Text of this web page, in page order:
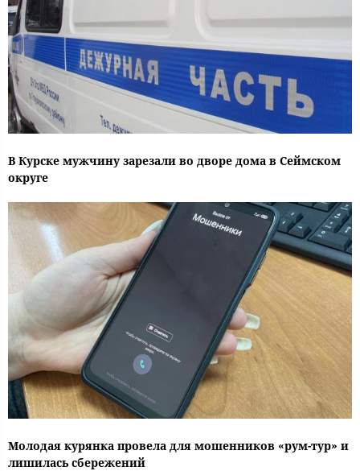
В Курске мужчину зарезали во дворе дома в Сеймском
округе
Молодая курянка провела для мошенников «рум-тур» и
лишилась сбережений